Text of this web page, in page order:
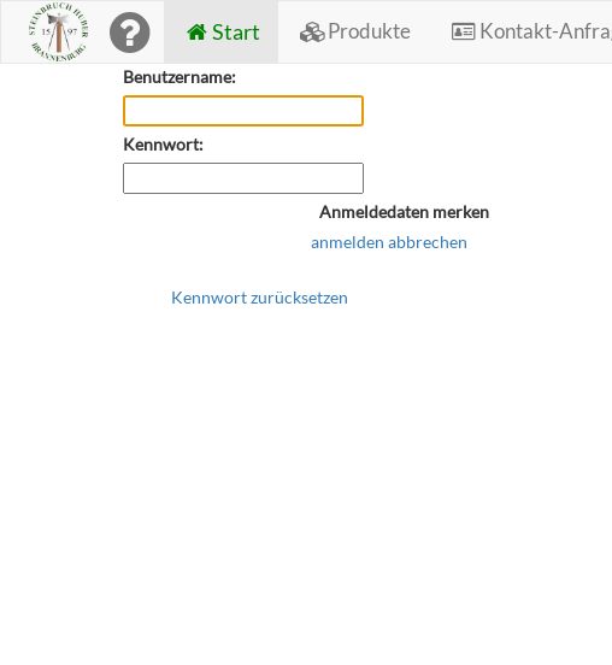
Start Produkte Kontakt-
Benutzername:
Kennwort:
Anmeldedaten merken
anmelden abbrechen
Kennwort zurücksetzen